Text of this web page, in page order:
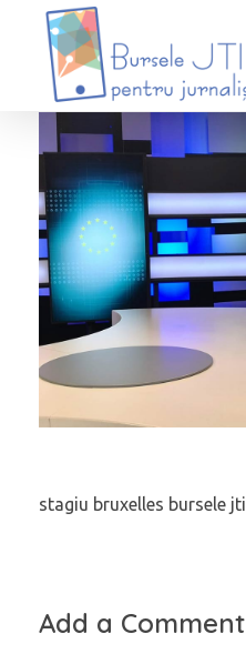
Bursele JTI pentru Jurnalisti
stagiu bruxelles bursele jti
Add a Comment